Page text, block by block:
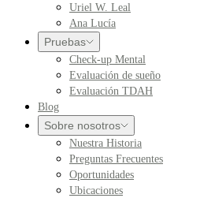
Uriel W. Leal
Ana Lucía
Pruebas
Check-up Mental
Evaluación de sueño
Evaluación TDAH
Blog
Sobre nosotros
Nuestra Historia
Preguntas Frecuentes
Oportunidades
Ubicaciones